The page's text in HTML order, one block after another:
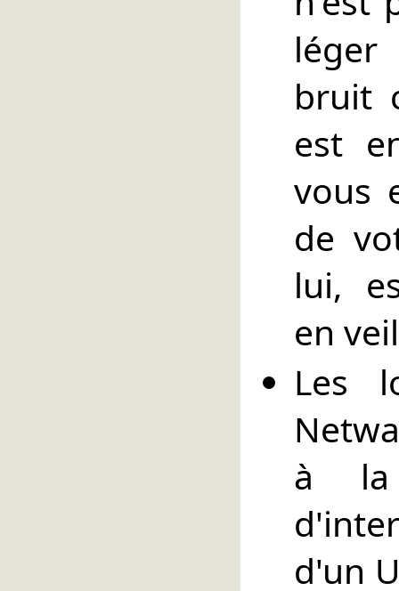
léger
bruit
est
vous
de
lui,
en
Les
à la
d'un